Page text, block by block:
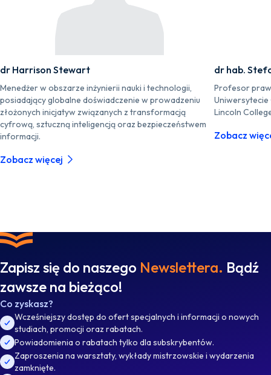
dr Harrison Stewart
Menedżer w obszarze inżynierii nauki i technologii,
posiadający globalne doświadczenie w prowadzeniu
złożonych inicjatyw związanych z transformacją
cyfrową, sztuczną inteligencją oraz bezpieczeństwem
informacji.
Zobacz więcej
dr hab.
Profesor
Lincoln
Zobacz
Zapisz się do naszego Newslettera. Bądź
zawsze na bieżąco!
Co zyskasz?
Wcześniejszy dostęp do ofert specjalnych i informacji o nowych
studiach, promocji oraz rabatach.
Powiadomienia o rabatach tylko dla subskrybentów.
Zaproszenia na warsztaty, wykłady mistrzowskie i wydarzenia
zamknięte.